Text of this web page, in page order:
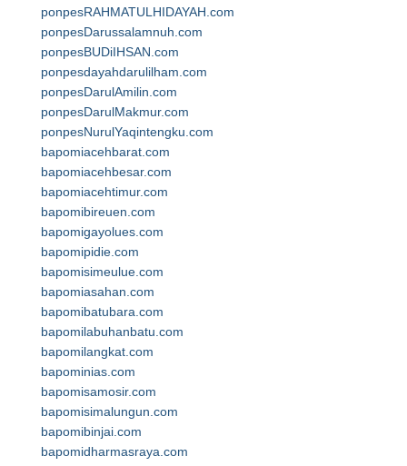
ponpesRAHMATULHIDAYAH.com
ponpesDarussalamnuh.com
ponpesBUDiIHSAN.com
ponpesdayahdarulilham.com
ponpesDarulAmilin.com
ponpesDarulMakmur.com
ponpesNurulYaqintengku.com
bapomiacehbarat.com
bapomiacehbesar.com
bapomiacehtimur.com
bapomibireuen.com
bapomigayolues.com
bapomipidie.com
bapomisimeulue.com
bapomiasahan.com
bapomibatubara.com
bapomilabuhanbatu.com
bapomilangkat.com
bapominias.com
bapomisamosir.com
bapomisimalungun.com
bapomibinjai.com
bapomidharmasraya.com